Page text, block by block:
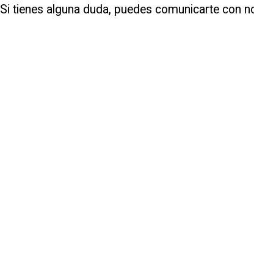
Si tienes alguna duda, puedes comunicarte con